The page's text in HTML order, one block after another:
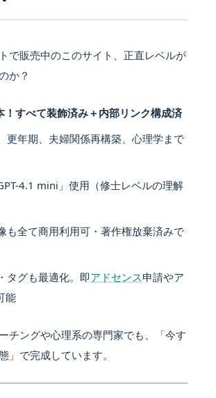
で販売中のこのサイト、正直レベルが
か？
すべて装飾済み＋内部リンク構成済
更年期、夫婦関係再構築、心理学まで
4.1 mini」使用（修士レベルの理解
も全て商用利用可・著作権放棄済みで
タグも最適化。即アドセンス申請やア
能
チングや心理系の専門家でも、「今す
」で完成しています。